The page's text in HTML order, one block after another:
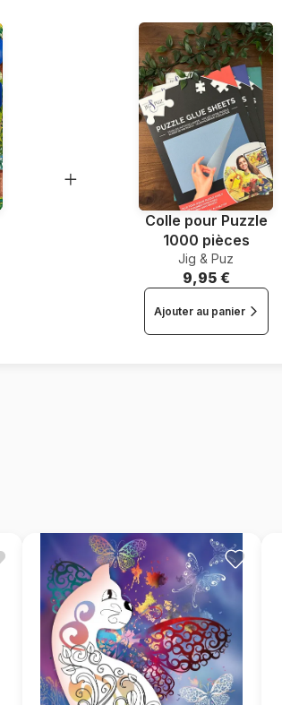
Matière primaire
Colle pour Puzzle
1000 pièces
Jig & Puz
9,95 €
Ajouter au panier